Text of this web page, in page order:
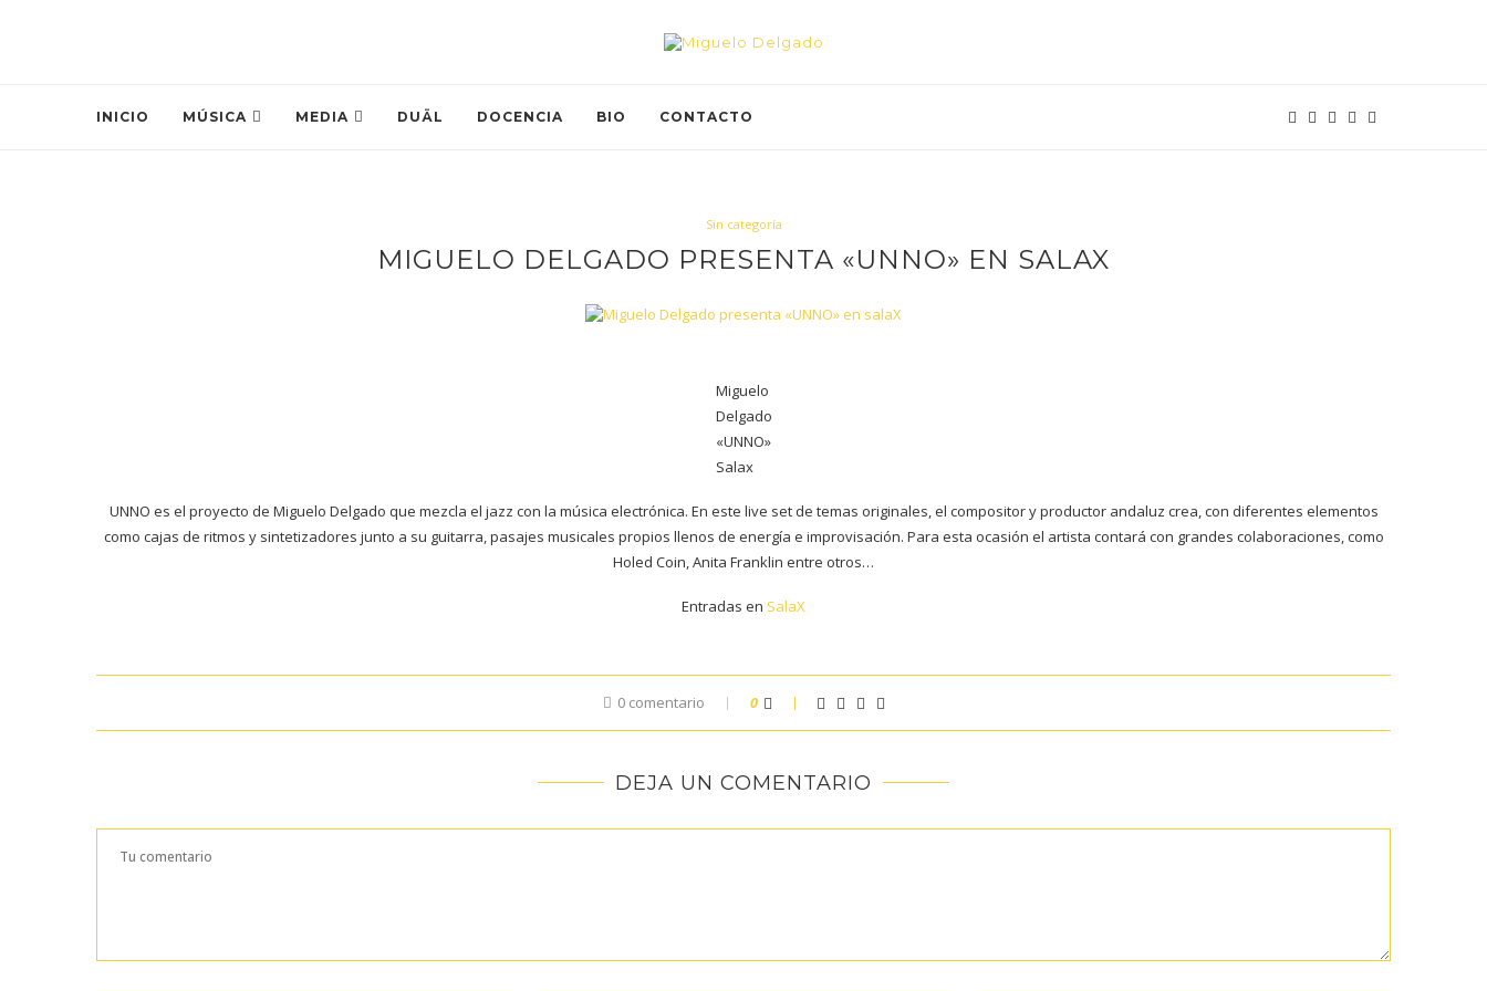
INICIO MÚSICA MEDIA DUÄL DOCENCIA BIO CONTACTO
Sin categoría
MIGUELO DELGADO PRESENTA «UNNO» EN SALAX
Miguelo
Delgado
«UNNO»
Salax
UNNO es el proyecto de Miguelo Delgado que mezcla el jazz con la música electrónica. En este live set de temas originales, el compositor y productor andaluz crea, con diferentes elementos
como cajas de ritmos y sintetizadores junto a su guitarra, pasajes musicales propios llenos de energía e improvisación. Para esta ocasión el artista contará con grandes colaboraciones, como
Holed Coin, Anita Franklin entre otros…
Entradas en SalaX
0 comentario 0
DEJA UN COMENTARIO